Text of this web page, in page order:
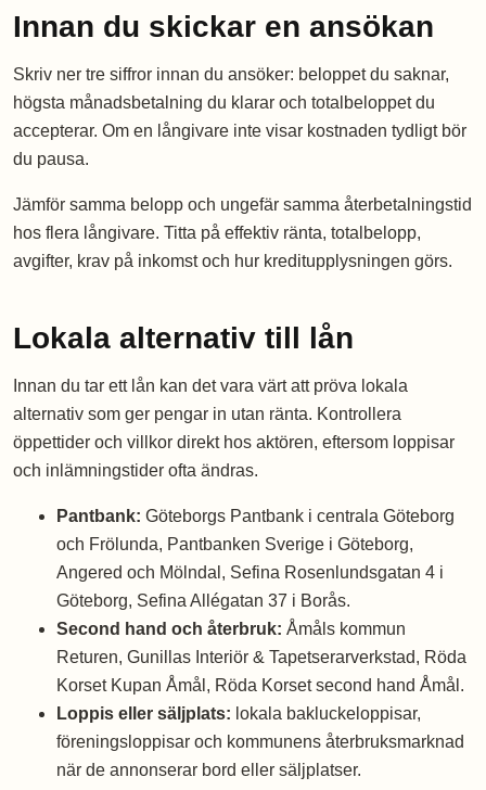
Innan du skickar en ansökan
Skriv ner tre siffror innan du ansöker: beloppet du saknar,
högsta månadsbetalning du klarar och totalbeloppet du
accepterar. Om en långivare inte visar kostnaden tydligt bör
du pausa.
Jämför samma belopp och ungefär samma återbetalningstid
hos flera långivare. Titta på effektiv ränta, totalbelopp,
avgifter, krav på inkomst och hur kreditupplysningen görs.
Lokala alternativ till lån
Innan du tar ett lån kan det vara värt att pröva lokala
alternativ som ger pengar in utan ränta. Kontrollera
öppettider och villkor direkt hos aktören, eftersom loppisar
och inlämningstider ofta ändras.
Pantbank: Göteborgs Pantbank i centrala Göteborg
och Frölunda, Pantbanken Sverige i Göteborg,
Angered och Mölndal, Sefina Rosenlundsgatan 4 i
Göteborg, Sefina Allégatan 37 i Borås.
Second hand och återbruk: Åmåls kommun
Returen, Gunillas Interiör & Tapetserarverkstad, Röda
Korset Kupan Åmål, Röda Korset second hand Åmål.
Loppis eller säljplats: lokala bakluckeloppisar,
föreningsloppisar och kommunens återbruksmarknad
när de annonserar bord eller säljplatser.